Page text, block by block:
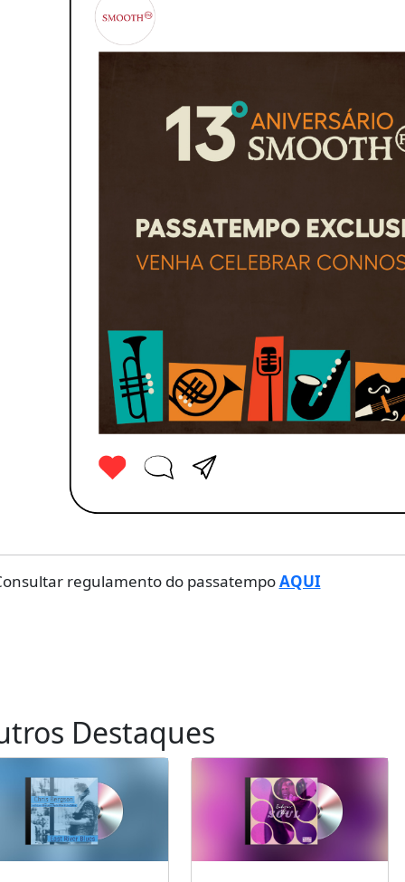
regulamento do passatempoAQUI
Destaques